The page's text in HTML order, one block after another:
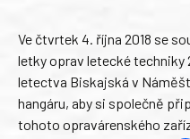
Ve čtvrtek 4. října 2018 se
letky oprav letecké techniky
letectva Biskajská v
hangáru, aby si společně
tohoto opravárenského